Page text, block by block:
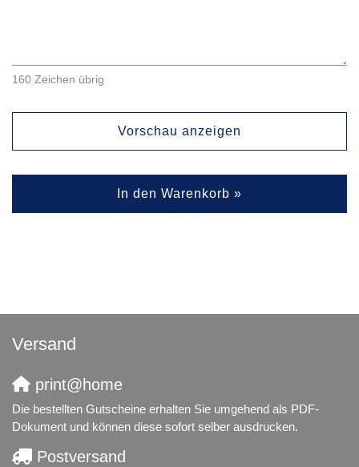
160 Zeichen übrig
Vorschau anzeigen
In den Warenkorb »
Versand
print@home
Die bestellten Gutscheine erhalten Sie umgehend als PDF-
Dokument und können diese sofort selber ausdrucken.
Postversand